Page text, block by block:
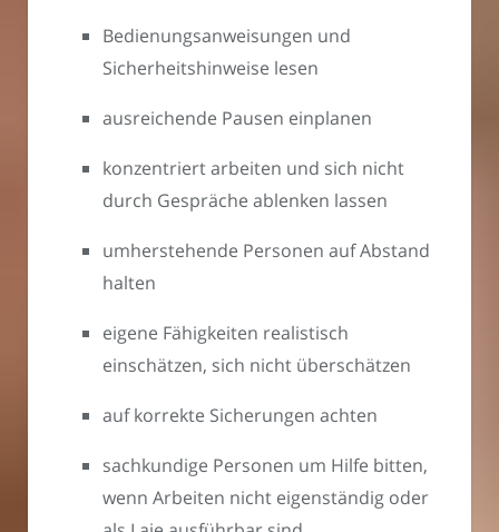
Bedienungsanweisungen und
Sicherheitshinweise lesen
ausreichende Pausen einplanen
konzentriert arbeiten und sich nicht
durch Gespräche ablenken lassen
umherstehende Personen auf Abstand
halten
eigene Fähigkeiten realistisch
einschätzen, sich nicht überschätzen
auf korrekte Sicherungen achten
sachkundige Personen um Hilfe bitten,
wenn Arbeiten nicht eigenständig oder